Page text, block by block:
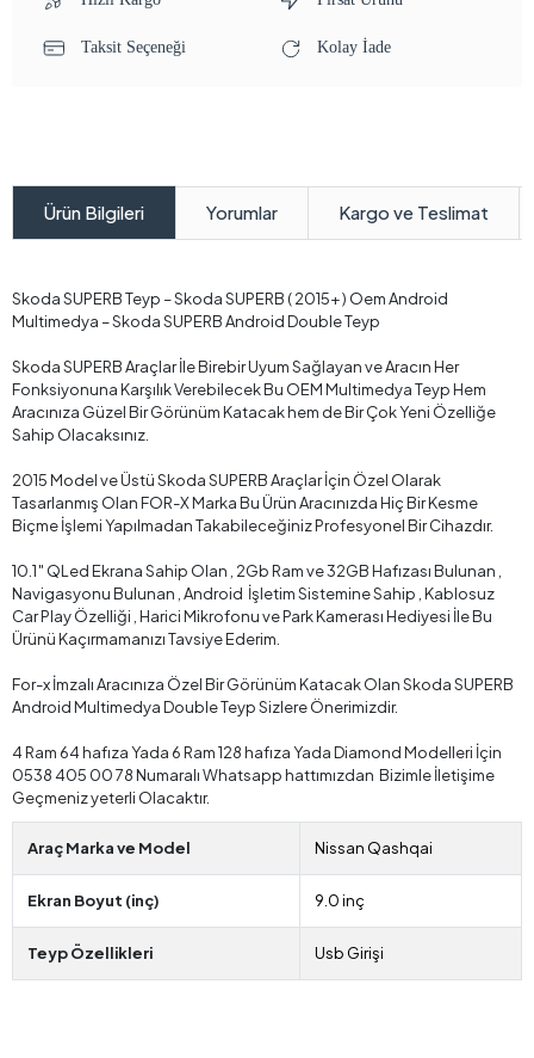
Taksit Seçeneği Kolay İade
Ürün Bilgileri Yorumlar Kargo ve Teslimat
Skoda SUPERB Teyp – Skoda SUPERB ( 2015+ ) Oem Android
Multimedya – Skoda SUPERB Android Double Teyp
Skoda SUPERB Araçlar İle Birebir Uyum Sağlayan ve Aracın Her
Fonksiyonuna Karşılık Verebilecek Bu OEM Multimedya Teyp Hem
Aracınıza Güzel Bir Görünüm Katacak hem de Bir Çok Yeni Özelliğe
Sahip Olacaksınız.
2015 Model ve Üstü Skoda SUPERB Araçlar İçin Özel Olarak
Tasarlanmış Olan FOR-X Marka Bu Ürün Aracınızda Hiç Bir Kesme
Biçme İşlemi Yapılmadan Takabileceğiniz Profesyonel Bir Cihazdır.
10.1″ QLed Ekrana Sahip Olan , 2Gb Ram ve 32GB Hafızası Bulunan ,
Navigasyonu Bulunan , Android İşletim Sistemine Sahip , Kablosuz
Car Play Özelliği , Harici Mikrofonu ve Park Kamerası Hediyesi İle Bu
Ürünü Kaçırmamanızı Tavsiye Ederim.
For-x İmzalı Aracınıza Özel Bir Görünüm Katacak Olan Skoda SUPERB
Android Multimedya Double Teyp Sizlere Önerimizdir.
4 Ram 64 hafıza Yada 6 Ram 128 hafıza Yada Diamond Modelleri İçin
0538 405 00 78 Numaralı Whatsapp hattımızdan Bizimle İletişime
Geçmeniz yeterli Olacaktır.
Araç Marka ve Model Nissan Qashqai
Ekran Boyut (inç) 9.0 inç
Teyp Özellikleri Usb Girişi